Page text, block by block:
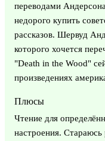
переводами
недорого купить
рассказов. Шервуд
которого хочется
"Death in the Wood"
произведениях
Плюсы
Чтение для
настроения.